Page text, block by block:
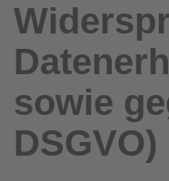
sowie
DSGVO)